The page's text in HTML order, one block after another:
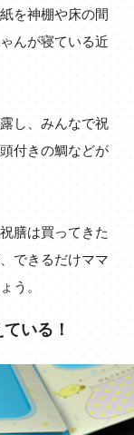
を神棚や床の間
んが寝ている近
し、みんなで祝
付きの鯛などが
膳は買ってきた
できるだけママ
う。
いる！